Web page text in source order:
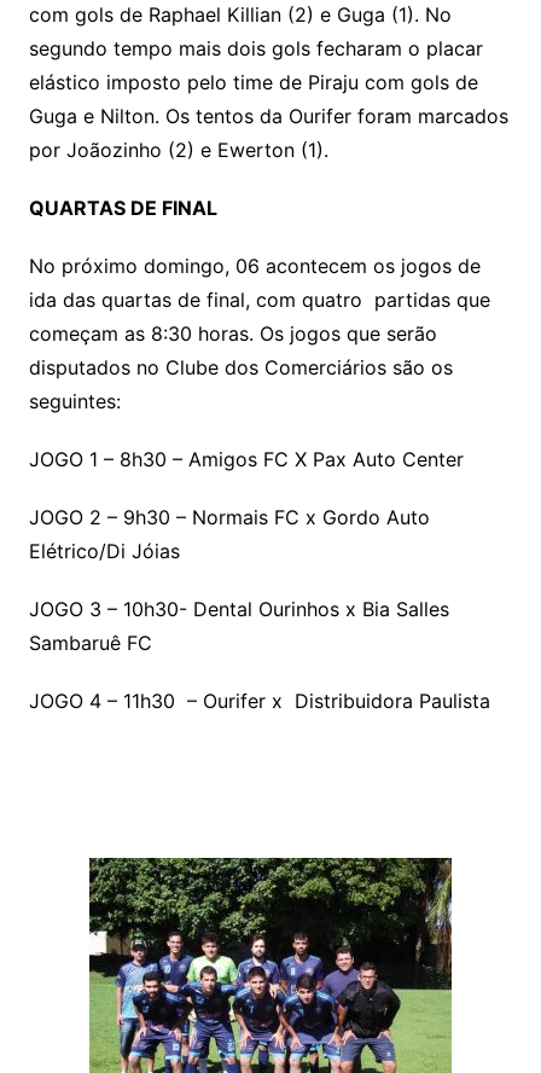
com gols de Raphael Killian (2) e Guga (1). No
segundo tempo mais dois gols fecharam o placar
elástico imposto pelo time de Piraju com gols de
Guga e Nilton. Os tentos da Ourifer foram marcados
por Joãozinho (2) e Ewerton (1).
QUARTAS DE FINAL
No próximo domingo, 06 acontecem os jogos de
ida das quartas de final, com quatro partidas que
começam as 8:30 horas. Os jogos que serão
disputados no Clube dos Comerciários são os
seguintes:
JOGO 1 – 8h30 – Amigos FC X Pax Auto Center
JOGO 2 – 9h30 – Normais FC x Gordo Auto
Elétrico/Di Jóias
JOGO 3 – 10h30- Dental Ourinhos x Bia Salles
Sambaruê FC
JOGO 4 – 11h30 – Ourifer x Distribuidora Paulista